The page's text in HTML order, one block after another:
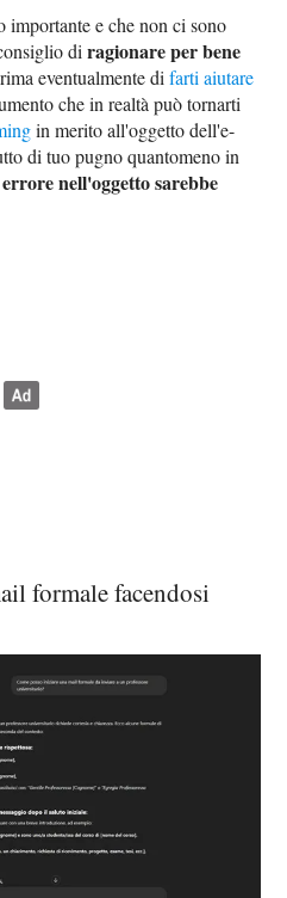
importante e che non ci sono
diragionare per bene
eventualmente difarti aiutare
che in realtà può tornarti
in merito all'oggetto dell'e-
di tuo pugno quantomeno in
nell'oggetto sarebbe
formale facendosi